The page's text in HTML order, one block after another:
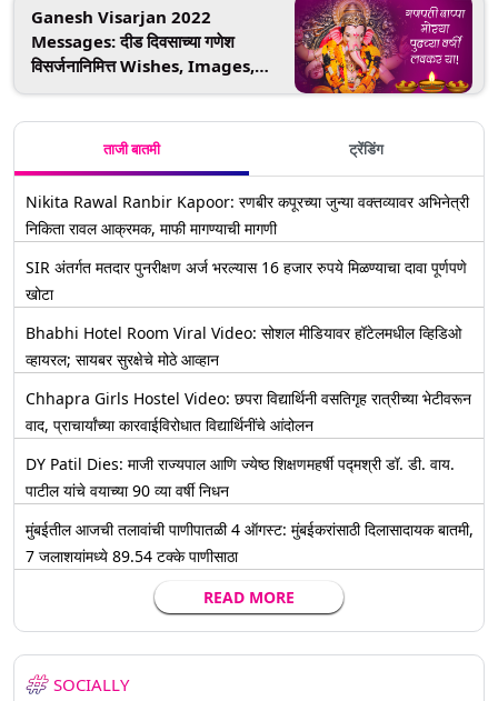
लाडक्या बाप्पाला निरोप!
Ganesh Visarjan 2022
Messages: दीड दिवसाच्या गणेश
विसर्जनानिमित्त Wishes, Images,
ताजी बातमी ट्रेंडिंग
Nikita Rawal Ranbir Kapoor: रणबीर कपूरच्या जुन्या वक्तव्यावर अभिनेत्री
निकिता रावल आक्रमक, माफी मागण्याची मागणी
SIR अंतर्गत मतदार पुनरीक्षण अर्ज भरल्यास 16 हजार रुपये मिळण्याचा दावा पूर्णपणे
खोटा
Bhabhi Hotel Room Viral Video: सोशल मीडियावर हॉटेलमधील व्हिडिओ
व्हायरल; सायबर सुरक्षेचे मोठे आव्हान
Chhapra Girls Hostel Video: छपरा विद्यार्थिनी वसतिगृह रात्रीच्या भेटीवरून
वाद, प्राचार्यांच्या कारवाईविरोधात विद्यार्थिनींचे आंदोलन
DY Patil Dies: माजी राज्यपाल आणि ज्येष्ठ शिक्षणमहर्षी पद्मश्री डॉ. डी. वाय.
पाटील यांचे वयाच्या 90 व्या वर्षी निधन
मुंबईतील आजची तलावांची पाणीपातळी 4 ऑगस्ट: मुंबईकरांसाठी दिलासादायक बातमी,
7 जलाशयांमध्ये 89.54 टक्के पाणीसाठा
READ MORE
SOCIALLY